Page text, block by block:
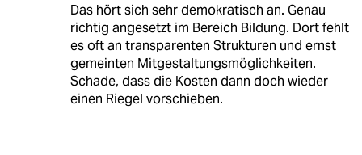
Das hört sich sehr demokratisch an. Genau
richtig angesetzt im Bereich Bildung. Dort fehlt
es oft an transparenten Strukturen und ernst
gemeinten Mitgestaltungsmöglichkeiten.
Schade, dass die Kosten dann doch wieder
einen Riegel vorschieben.